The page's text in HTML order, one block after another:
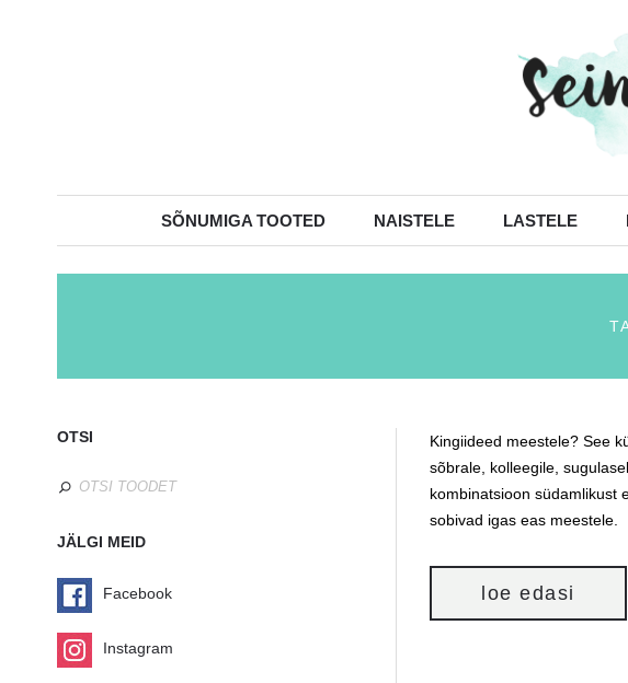
SÕNUMIGA TOOTED NAISTELE LASTELE
Kingiideed meestele? See
sõbrale, kolleegile,
kombinatsioon südamlikust
sobivad igas eas meestele.
loe edasi
OTSI
JÄLGI MEID
Facebook
Instagram